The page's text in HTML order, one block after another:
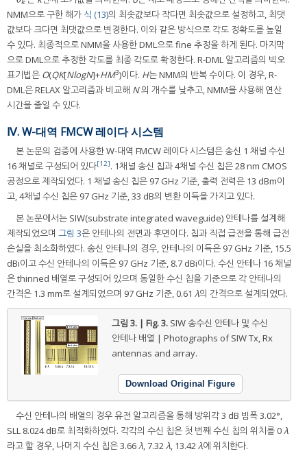
k
NMM으로 구한 해가 식 (13)의 최솟값보다 작다면 최솟값으로 설정하고, 최댓
값보다 크다면 최댓값으로 변경한다. 이와 같은 방식으로 각도 정확도를 높일
수 있다. 최종적으로 NMM을 사용한 DML으로 fine 추정을 하게 된다. 마지막
으로 DML으로 추정한 각도를 최종 각도로 확정한다. R-DML 알고리즘의 빅오
표기법은 O(QK[NlogN]+HM3)이다. H는 NMM의 반복 수이다. 이 경우, R-
DML은 RELAX 알고리즘과 비교해 N의 개수를 낮추고, NMM을 사용해 연산
시간을 줄일 수 있다.
Ⅳ. W-대역 FMCW 레이다 시스템
본 논문의 검증에 사용한 W-대역 FMCW 레이다 시스템은 송신 1 채널 수신
16 채널로 구성되어 있다[12]. 1채널 송신 칩과 4채널 수신 칩은 28 nm CMOS
공정으로 제작되었다. 1 채널 송신 칩은 97 GHz 기준, 출력 전력은 13 dBm이
고, 4채널 수신 칩은 97 GHz 기준, 33 dB의 변환 이득을 가지고 있다.
본 논문에서는 SIW(substrate integrated waveguide) 안테나를 설계해
제작되었으며 그림 3은 안테나의 전면과 후면이다. 칩과 직접 급전을 통해 급전
손실을 최소화하였다. 송신 안테나의 경우, 안테나의 이득은 97 GHz 기준, 15.5
dBi이고 수신 안테나의 이득은 97 GHz 기준, 8.7 dBi이다. 수신 안테나 16 채널
은 thinned 배열로 구성되어 있으며 동일한 수신 칩을 기준으로 각 안테나의
간격은 1.3 mm로 설계되었으며 97 GHz 기준, 0.61 λ의 간격으로 설계되었다.
그림 3. | Fig. 3. SIW 송수신 안테나 및 수신
안테나 배열 | Photographs of SIW Tx, Rx
antennas and array.
Download Original Figure
수신 안테나의 배열의 경우 유전 알고리즘을 통해 방위각 3 dB 빔폭 3.02°,
SLL 8.024 dB로 최적화하였다. 각각의 수신 칩은 첫 번째 수신 칩의 위치를 0λ
라고 할 경우, 나머지 수신 칩은 3.66λ, 7.32λ, 13.42λ에 위치한다.